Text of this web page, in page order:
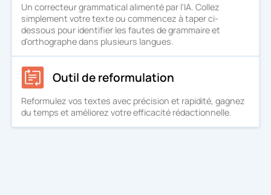
Un correcteur grammatical alimenté par l'IA. Collez
simplement votre texte ou commencez à taper ci-
dessous pour identifier les fautes de grammaire et
d'orthographe dans plusieurs langues.
Outil de reformulation
Reformulez vos textes avec précision et rapidité, gagnez
du temps et améliorez votre efficacité rédactionnelle.